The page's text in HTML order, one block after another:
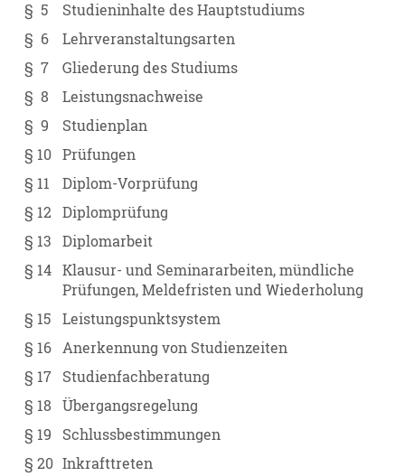
§ 5
Studieninhalte des Hauptstudiums
§ 6
Lehrveranstaltungsarten
§ 7
Gliederung des Studiums
§ 8
Leistungsnachweise
§ 9
Studienplan
§ 10
Prüfungen
§ 11
Diplom-Vorprüfung
§ 12
Diplomprüfung
§ 13
Diplomarbeit
§ 14
Klausur- und Seminararbeiten, mündliche
Prüfungen, Meldefristen und Wiederholung
§ 15
Leistungspunktsystem
§ 16
Anerkennung von Studienzeiten
§ 17
Studienfachberatung
§ 18
Übergangsregelung
§ 19
Schlussbestimmungen
§ 20 Inkrafttreten